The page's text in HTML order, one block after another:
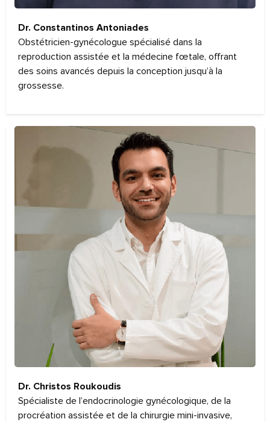
Dr. Constantinos Antoniades
Obstétricien-gynécologue spécialisé dans la
reproduction assistée et la médecine fœtale, offrant
des soins avancés depuis la conception jusqu’à la
grossesse.
Dr. Christos Roukoudis
Spécialiste de l’endocrinologie gynécologique, de la
procréation assistée et de la chirurgie mini-invasive,